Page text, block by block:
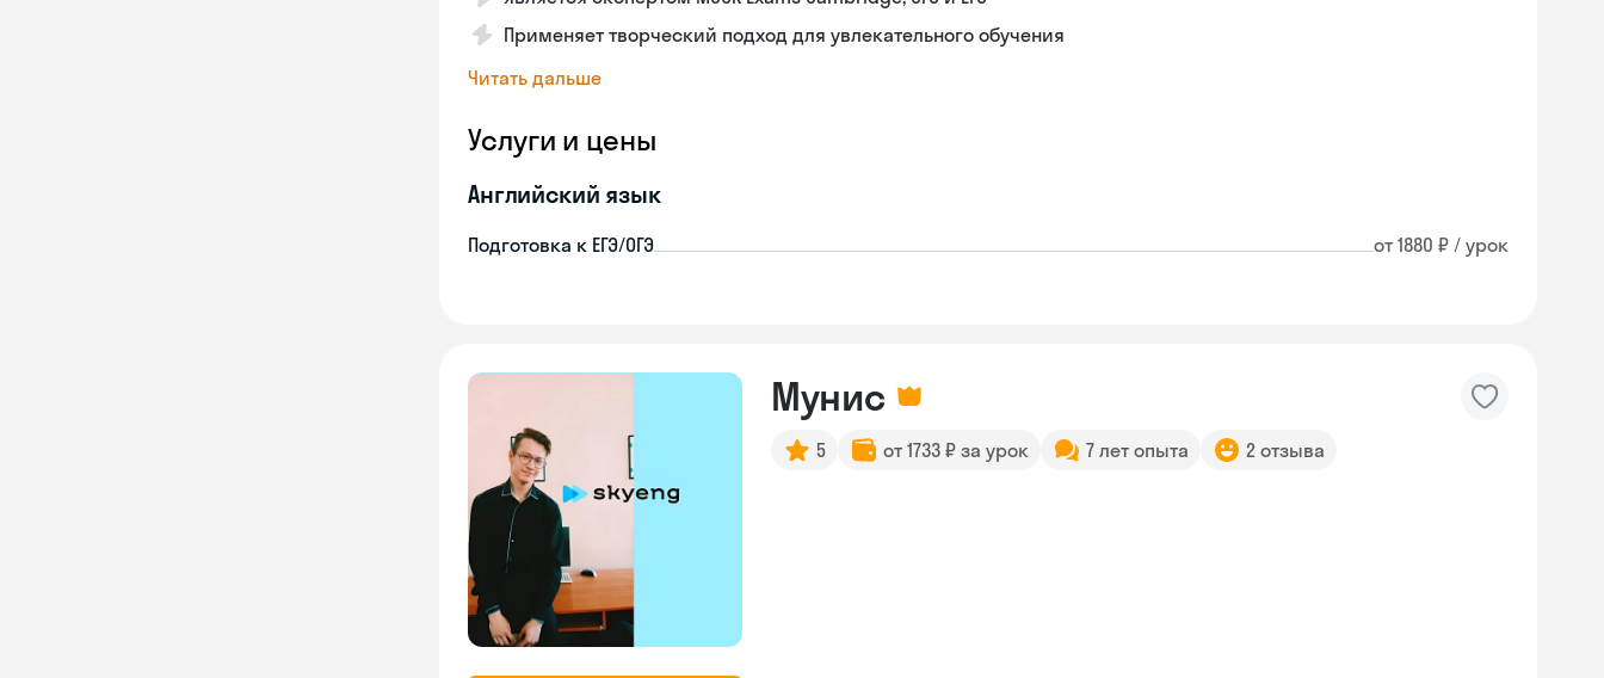
Применяет творческий подход для увлекательного обучения
Читать дальше
Услуги и цены
Английский язык
Подготовка к ЕГЭ/ОГЭ от 1880 ₽ / урок
Мунис
5 от 1733 ₽ за урок 7 лет опыта 2 отзыва